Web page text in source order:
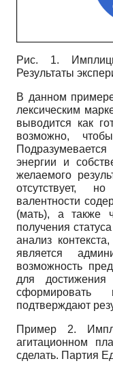
Рис. 1.
Результаты
В данном
лексическим
выводится как
возможно,
энергии и
желаемого
отсутствует,
валентности
(мать), а также
получения
анализ
является
возможность
для достижения
сформировать
подтверждают
Пример 2.
агитационном
сделать. Партия